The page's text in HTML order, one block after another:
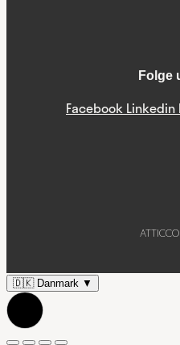
Folge
Facebook Linkedin
🇩🇰 Danmark ▼